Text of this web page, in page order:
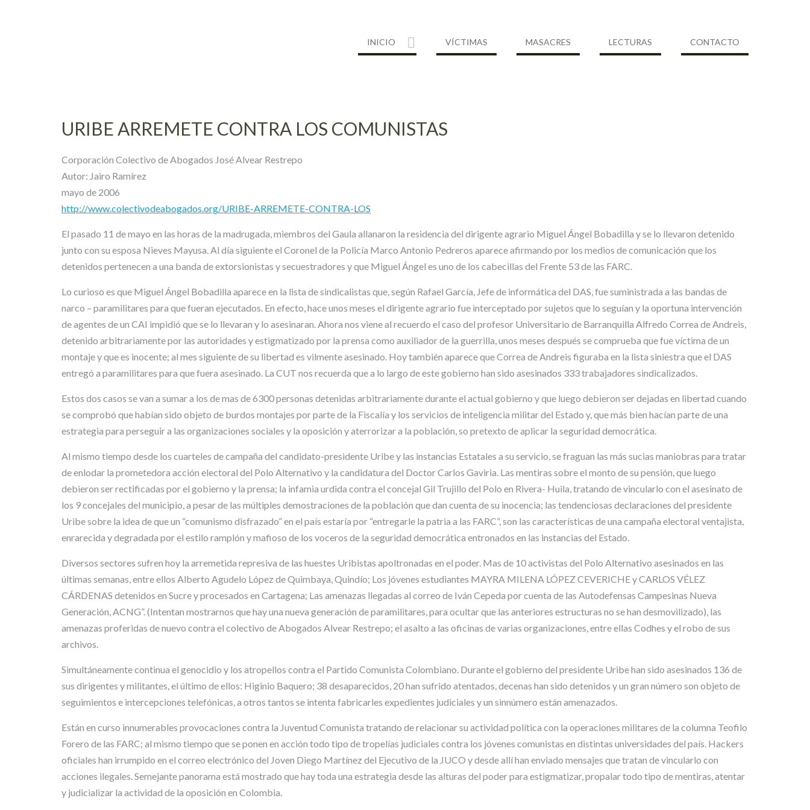
INICIO VÍCTIMAS MASACRES LECTURAS CONTACTO
URIBE ARREMETE CONTRA LOS COMUNISTAS
Corporación Colectivo de Abogados José Alvear Restrepo
Autor: Jairo Ramírez
mayo de 2006
http://www.colectivodeabogados.org/URIBE-ARREMETE-CONTRA-LOS
El pasado 11 de mayo en las horas de la madrugada, miembros del Gaula allanaron la residencia del dirigente agrario Miguel Ángel Bobadilla y se lo llevaron detenido
junto con su esposa Nieves Mayusa. Al día siguiente el Coronel de la Policía Marco Antonio Pedreros aparece afirmando por los medios de comunicación que los
detenidos pertenecen a una banda de extorsionistas y secuestradores y que Miguel Ángel es uno de los cabecillas del Frente 53 de las FARC.
Lo curioso es que Miguel Ángel Bobadilla aparece en la lista de sindicalistas que, según Rafael García, Jefe de informática del DAS, fue suministrada a las bandas de
narco – paramilitares para que fueran ejecutados. En efecto, hace unos meses el dirigente agrario fue interceptado por sujetos que lo seguían y la oportuna intervención
de agentes de un CAI impidió que se lo llevaran y lo asesinaran. Ahora nos viene al recuerdo el caso del profesor Universitario de Barranquilla Alfredo Correa de Andreis,
detenido arbitrariamente por las autoridades y estigmatizado por la prensa como auxiliador de la guerrilla, unos meses después se comprueba que fue víctima de un
montaje y que es inocente; al mes siguiente de su libertad es vilmente asesinado. Hoy también aparece que Correa de Andreis figuraba en la lista siniestra que el DAS
entregó a paramilitares para que fuera asesinado. La CUT nos recuerda que a lo largo de este gobierno han sido asesinados 333 trabajadores sindicalizados.
Estos dos casos se van a sumar a los de mas de 6300 personas detenidas arbitrariamente durante el actual gobierno y que luego debieron ser dejadas en libertad cuando
se comprobó que habían sido objeto de burdos montajes por parte de la Fiscalía y los servicios de inteligencia militar del Estado y, que más bien hacían parte de una
estrategia para perseguir a las organizaciones sociales y la oposición y aterrorizar a la población, so pretexto de aplicar la seguridad democrática.
Al mismo tiempo desde los cuarteles de campaña del candidato-presidente Uribe y las instancias Estatales a su servicio, se fraguan las más sucias maniobras para tratar
de enlodar la prometedora acción electoral del Polo Alternativo y la candidatura del Doctor Carlos Gaviria. Las mentiras sobre el monto de su pensión, que luego
debieron ser rectificadas por el gobierno y la prensa; la infamia urdida contra el concejal Gil Trujillo del Polo en Rivera- Huila, tratando de vincularlo con el asesinato de
los 9 concejales del municipio, a pesar de las múltiples demostraciones de la población que dan cuenta de su inocencia; las tendenciosas declaraciones del presidente
Uribe sobre la idea de que un “comunismo disfrazado” en el país estaría por “entregarle la patria a las FARC”, son las características de una campaña electoral ventajista,
enrarecida y degradada por el estilo ramplón y mafioso de los voceros de la seguridad democrática entronados en las instancias del Estado.
Diversos sectores sufren hoy la arremetida represiva de las huestes Uribistas apoltronadas en el poder. Mas de 10 activistas del Polo Alternativo asesinados en las
últimas semanas, entre ellos Alberto Agudelo López de Quimbaya, Quindío; Los jóvenes estudiantes MAYRA MILENA LÓPEZ CEVERICHE y CARLOS VÉLEZ
CÁRDENAS detenidos en Sucre y procesados en Cartagena; Las amenazas llegadas al correo de Iván Cepeda por cuenta de las Autodefensas Campesinas Nueva
Generación, ACNG”. (Intentan mostrarnos que hay una nueva generación de paramilitares, para ocultar que las anteriores estructuras no se han desmovilizado), las
amenazas proferidas de nuevo contra el colectivo de Abogados Alvear Restrepo; el asalto a las oficinas de varias organizaciones, entre ellas Codhes y el robo de sus
archivos.
Simultáneamente continua el genocidio y los atropellos contra el Partido Comunista Colombiano. Durante el gobierno del presidente Uribe han sido asesinados 136 de
sus dirigentes y militantes, el último de ellos: Higinio Baquero; 38 desaparecidos, 20 han sufrido atentados, decenas han sido detenidos y un gran número son objeto de
seguimientos e intercepciones telefónicas, a otros tantos se intenta fabricarles expedientes judiciales y un sinnúmero están amenazados.
Están en curso innumerables provocaciones contra la Juventud Comunista tratando de relacionar su actividad política con la operaciones militares de la columna Teofilo
Forero de las FARC; al mismo tiempo que se ponen en acción todo tipo de tropelías judiciales contra los jóvenes comunistas en distintas universidades del país. Hackers
oficiales han irrumpido en el correo electrónico del Joven Diego Martínez del Ejecutivo de la JUCO y desde allí han enviado mensajes que tratan de vincularlo con
acciones ilegales. Semejante panorama está mostrado que hay toda una estrategia desde las alturas del poder para estigmatizar, propalar todo tipo de mentiras, atentar
y judicializar la actividad de la oposición en Colombia.